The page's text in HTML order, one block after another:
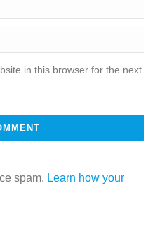
in this browser for the next
spam. Learn how your